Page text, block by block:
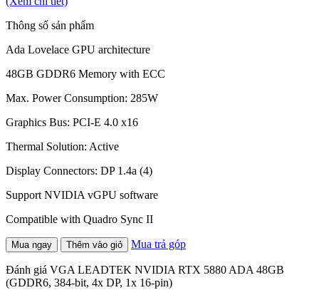
Thông số sản phẩm
Ada Lovelace GPU architecture
48GB GDDR6 Memory with ECC
Max. Power Consumption: 285W
Graphics Bus: PCI-E 4.0 x16
Thermal Solution: Active
Display Connectors: DP 1.4a (4)
Support NVIDIA vGPU software
Compatible with Quadro Sync II
Mua ngay Thêm vào giỏ Mua trả góp
Đánh giá VGA LEADTEK NVIDIA RTX 5880 ADA 48GB
(GDDR6, 384-bit, 4x DP, 1x 16-pin)